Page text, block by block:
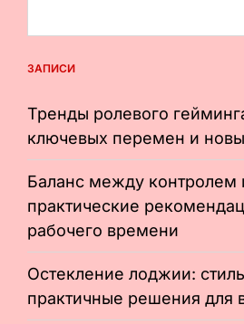
ЗАПИСИ
Тренды ролевого
ключевых перемен и
Баланс между контролем
практические
рабочего времени
Остекление лоджии:
практичные решения для